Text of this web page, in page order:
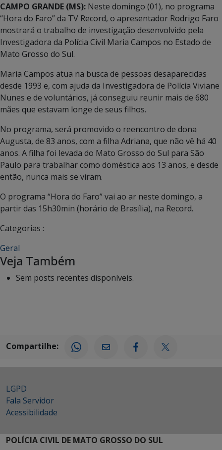
CAMPO GRANDE (MS): Neste domingo (01), no programa
“Hora do Faro” da TV Record, o apresentador Rodrigo Faro
mostrará o trabalho de investigação desenvolvido pela
Investigadora da Polícia Civil Maria Campos no Estado de
Mato Grosso do Sul.
Maria Campos atua na busca de pessoas desaparecidas
desde 1993 e, com ajuda da Investigadora de Polícia Viviane
Nunes e de voluntários, já conseguiu reunir mais de 680
mães que estavam longe de seus filhos.
No programa, será promovido o reencontro de dona
Augusta, de 83 anos, com a filha Adriana, que não vê há 40
anos. A filha foi levada do Mato Grosso do Sul para São
Paulo para trabalhar como doméstica aos 13 anos, e desde
então, nunca mais se viram.
O programa “Hora do Faro” vai ao ar neste domingo, a
partir das 15h30min (horário de Brasília), na Record.
Categorias :
Geral
Veja Também
Sem posts recentes disponíveis.
Compartilhe:
LGPD
Fala Servidor
Acessibilidade
POLÍCIA CIVIL DE MATO GROSSO DO SUL